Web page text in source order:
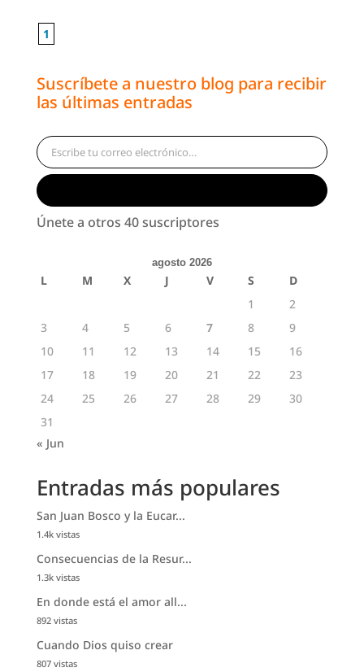
1
Suscríbete a nuestro blog para recibir
las últimas entradas
Escribe tu correo electrónico…
Únete a otros 40 suscriptores
agosto 2026
L M X J V S
D
1
2
3
4 5 6 7 8
9
10
11 12 13 14 15
16
17
18 19 20 21 22
23
24
25 26 27 28 29
30
31
« Jun
Entradas más populares
San Juan Bosco y la Eucar...
1.4k vistas
Consecuencias de la Resur...
1.3k vistas
En donde está el amor all...
892 vistas
Cuando Dios quiso crear
807 vistas